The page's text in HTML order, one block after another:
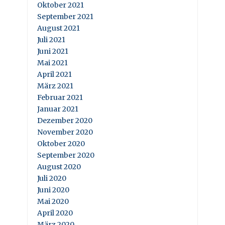
Oktober 2021
September 2021
August 2021
Juli 2021
Juni 2021
Mai 2021
April 2021
März 2021
Februar 2021
Januar 2021
Dezember 2020
November 2020
Oktober 2020
September 2020
August 2020
Juli 2020
Juni 2020
Mai 2020
April 2020